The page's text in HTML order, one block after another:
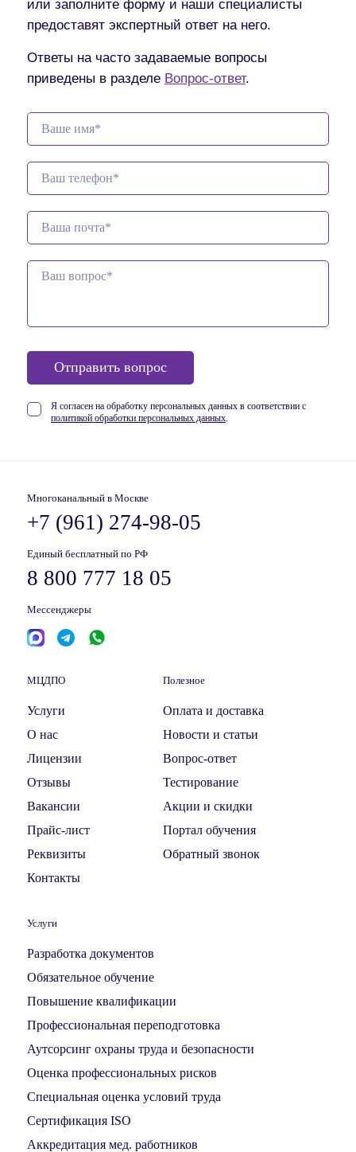
или заполните форму и наши специалисты
предоставят экспертный ответ на него.
Ответы на часто задаваемые вопросы
приведены в разделе Вопрос-ответ.
Отправить вопрос
Я согласен на обработку персональных данных в соответствии с
политикой обработки персональных данных.
Многоканальный в Москве
+7 (961) 274-98-05
Единый бесплатный по РФ
8 800 777 18 05
Мессенджеры
МЦДПО
Услуги
О нас
Лицензии
Отзывы
Вакансии
Прайс-лист
Реквизиты
Контакты
Полезное
Оплата и доставка
Новости и статьи
Вопрос-ответ
Тестирование
Акции и скидки
Портал обучения
Обратный звонок
Услуги
Разработка документов
Обязательное обучение
Повышение квалификации
Профессиональная переподготовка
Аутсорсинг охраны труда и безопасности
Оценка профессиональных рисков
Специальная оценка условий труда
Сертификация ISO
Аккредитация мед. работников